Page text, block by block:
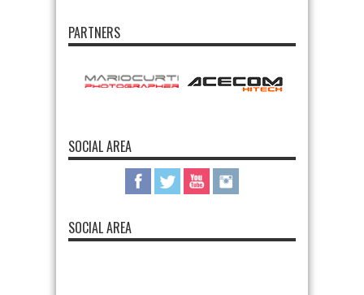
PARTNERS
SOCIAL AREA
SOCIAL AREA